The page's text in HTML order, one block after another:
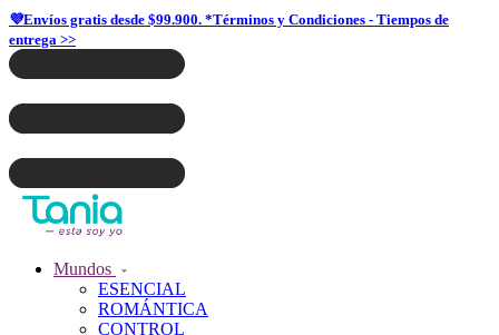
💜Envíos gratis desde $99.900. *Términos y Condiciones - Tiempos de
entrega >>
Mundos
ESENCIAL
ROMÁNTICA
CONTROL